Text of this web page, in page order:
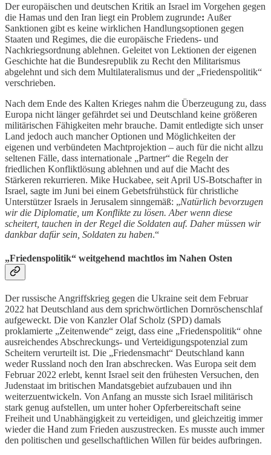
Der europäischen und deutschen Kritik an Israel im Vorgehen gegen
die Hamas und den Iran liegt ein Problem zugrunde: Außer
Sanktionen gibt es keine wirklichen Handlungsoptionen gegen
Staaten und Regimes, die die europäische Friedens- und
Nachkriegsordnung ablehnen. Geleitet von Lektionen der eigenen
Geschichte hat die Bundesrepublik zu Recht den Militarismus
abgelehnt und sich dem Multilateralismus und der „Friedenspolitik“
verschrieben.
Nach dem Ende des Kalten Krieges nahm die Überzeugung zu, dass
Europa nicht länger gefährdet sei und Deutschland keine größeren
militärischen Fähigkeiten mehr brauche. Damit entledigte sich unser
Land jedoch auch mancher Optionen und Möglichkeiten der
eigenen und verbündeten Machtprojektion – auch für die nicht allzu
seltenen Fälle, dass internationale „Partner“ die Regeln der
friedlichen Konfliktlösung ablehnen und auf die Macht des
Stärkeren rekurrieren. Mike Huckabee, seit April US-Botschafter in
Israel, sagte im Juni bei einem Gebetsfrühstück für christliche
Unterstützer Israels in Jerusalem sinngemäß: „Natürlich bevorzugen
wir die Diplomatie, um Konflikte zu lösen. Aber wenn diese
scheitert, tauchen in der Regel die Soldaten auf. Daher müssen wir
dankbar dafür sein, Soldaten zu haben.“
„Friedenspolitik“ weitgehend machtlos im Nahen Osten
Der russische Angriffskrieg gegen die Ukraine seit dem Februar
2022 hat Deutschland aus dem sprichwörtlichen Dornröschenschlaf
aufgeweckt. Die von Kanzler Olaf Scholz (SPD) damals
proklamierte „Zeitenwende“ zeigt, dass eine „Friedenspolitik“ ohne
ausreichendes Abschreckungs- und Verteidigungspotenzial zum
Scheitern verurteilt ist. Die „Friedensmacht“ Deutschland kann
weder Russland noch den Iran abschrecken. Was Europa seit dem
Februar 2022 erlebt, kennt Israel seit den frühesten Versuchen, den
Judenstaat im britischen Mandatsgebiet aufzubauen und ihn
weiterzuentwickeln. Von Anfang an musste sich Israel militärisch
stark genug aufstellen, um unter hoher Opferbereitschaft seine
Freiheit und Unabhängigkeit zu verteidigen, und gleichzeitig immer
wieder die Hand zum Frieden auszustrecken. Es musste auch immer
den politischen und gesellschaftlichen Willen für beides aufbringen.